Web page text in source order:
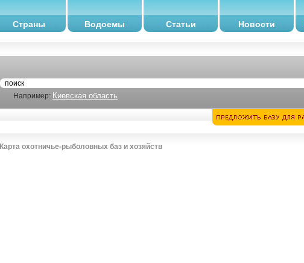
Страны Водоемы Статьи Новости
Например: Киевская область
Карта охотничье-рыболовных баз и хозяйств